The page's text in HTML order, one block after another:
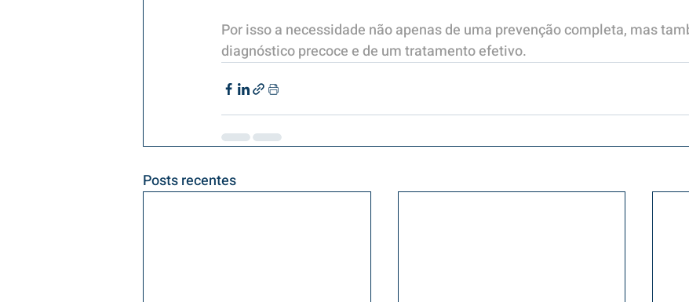
Por isso a necessidade não apenas de uma prevenção completa, mas
diagnóstico precoce e de um tratamento efetivo.
Posts recentes